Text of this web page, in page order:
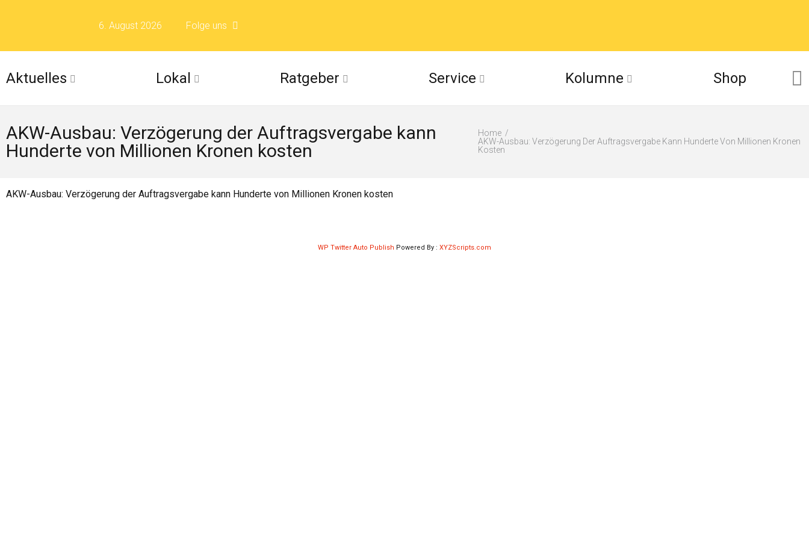
6. August 2026 Folge uns
Folge uns auf Flickr
Folge uns auf Issuu
Aktuelles Lokal Ratgeber Service Kolumne Shop
AKW-Ausbau: Verzögerung der Auftragsvergabe kann
Hunderte von Millionen Kronen kosten
Home
AKW-Ausbau: Verzögerung Der Auftragsvergabe Kann Hunderte Von Millionen Kronen
Kosten
AKW-Ausbau: Verzögerung der Auftragsvergabe kann Hunderte von Millionen Kronen kosten
WP Twitter Auto Publish Powered By : XYZScripts.com